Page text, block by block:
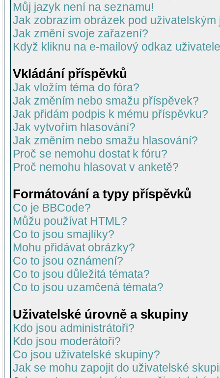
Můj jazyk není na seznamu!
Jak zobrazím obrázek pod uživatelským
Jak změní svoje zařazení?
Když kliknu na e-mailový odkaz
Vkládání příspěvků
Jak vložím téma do fóra?
Jak změním nebo smažu příspěvek?
Jak přidám podpis k mému příspěvku?
Jak vytvořím hlasování?
Jak změním nebo smažu hlasování?
Proč se nemohu dostat k fóru?
Proč nemohu hlasovat v anketě?
Formátování a typy příspěvků
Co je BBCode?
Můžu používat HTML?
Co to jsou smajlíky?
Mohu přidávat obrázky?
Co to jsou oznámení?
Co to jsou důležitá témata?
Co to jsou uzamčená témata?
Uživatelské úrovně a skupiny
Kdo jsou administrátoři?
Kdo jsou moderátoři?
Co jsou uživatelské skupiny?
Jak se mohu zapojit do uživatelské